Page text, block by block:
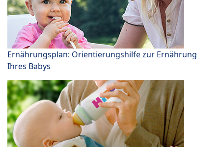
Ernährungsplan: Orientierungshilfe zur Ernährung
Ihres Babys